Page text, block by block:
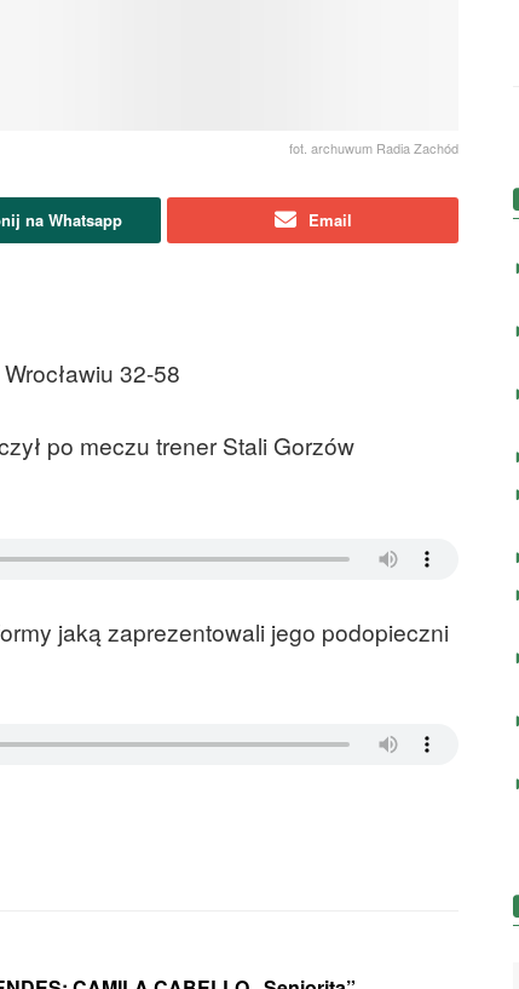
fot. archuwum Radia Zachód
na Whatsapp Email
32-58
po meczu trener Stali Gorzów
jaką zaprezentowali jego podopieczni